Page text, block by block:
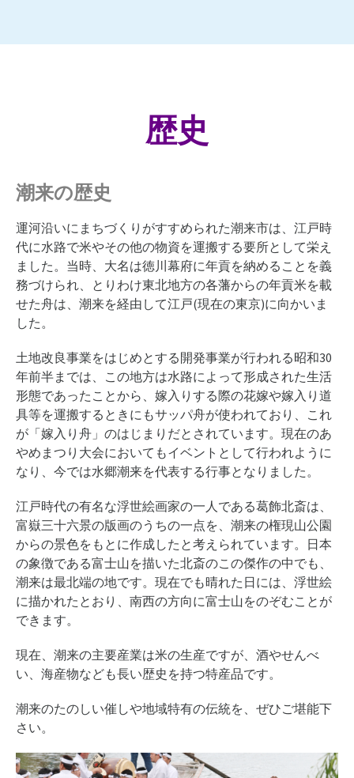
歴史
潮来の歴史
運河沿いにまちづくりがすすめられた潮来市は、江戸時
代に水路で米やその他の物資を運搬する要所として栄え
ました。当時、大名は徳川幕府に年貢を納めることを義
務づけられ、とりわけ東北地方の各藩からの年貢米を載
せた舟は、潮来を経由して江戸(現在の東京)に向かいま
した。
土地改良事業をはじめとする開発事業が行われる昭和30
年前半までは、この地方は水路によって形成された生活
形態であったことから、嫁入りする際の花嫁や嫁入り道
具等を運搬するときにもサッパ舟が使われており、これ
が「嫁入り舟」のはじまりだとされています。現在のあ
やめまつり大会においてもイベントとして行われように
なり、今では水郷潮来を代表する行事となりました。
江戸時代の有名な浮世絵画家の一人である葛飾北斎は、
富嶽三十六景の版画のうちの一点を、潮来の権現山公園
からの景色をもとに作成したと考えられています。日本
の象徴である富士山を描いた北斎のこの傑作の中でも、
潮来は最北端の地です。現在でも晴れた日には、浮世絵
に描かれたとおり、南西の方向に富士山をのぞむことが
できます。
現在、潮来の主要産業は米の生産ですが、酒やせんべ
い、海産物なども長い歴史を持つ特産品です。
潮来のたのしい催しや地域特有の伝統を、ぜひご堪能下
さい。